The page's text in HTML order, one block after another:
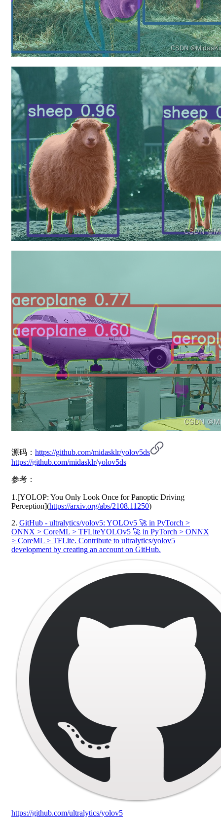
源码： https://github.com/midasklr/yolov5ds
https://github.com/midasklr/yolov5ds
参考：
1.[YOLOP: You Only Look Once for Panoptic Driving
Perception](https://arxiv.org/abs/2108.11250)
2. GitHub - ultralytics/yolov5: YOLOv5 🚀 in PyTorch >
ONNX > CoreML > TFLiteYOLOv5 🚀 in PyTorch > ONNX
> CoreML > TFLite. Contribute to ultralytics/yolov5
development by creating an account on GitHub.
https://github.com/ultralytics/yolov5